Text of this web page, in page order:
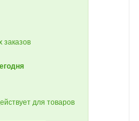
заказов
для товаров